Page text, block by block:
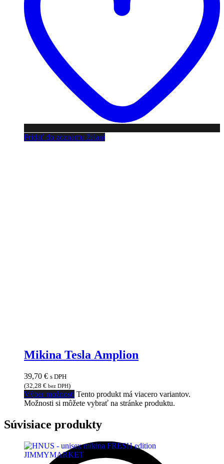
Pridať do zoznamu želaní
Mikina Tesla Amplion
39,70 € s DPH
(32,28 € bez DPH)
Výber možností Tento produkt má viacero variantov.
Možnosti si môžete vybrať na stránke produktu.
Súvisiace produkty